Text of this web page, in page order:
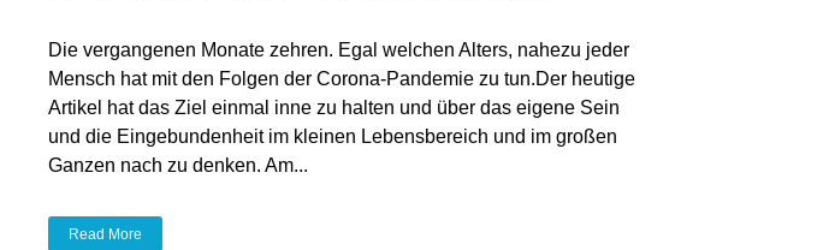
Die vergangenen Monate zehren. Egal welchen Alters, nahezu jeder
Mensch hat mit den Folgen der Corona-Pandemie zu tun.Der heutige
Artikel hat das Ziel einmal inne zu halten und über das eigene Sein
und die Eingebundenheit im kleinen Lebensbereich und im großen
Ganzen nach zu denken. Am...
Read More